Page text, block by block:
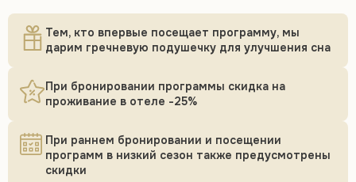
Тем, кто впервые посещает программу, мы
дарим гречневую подушечку для улучшения сна
При бронировании программы скидка на
проживание в отеле -25%
При раннем бронировании и посещении
программ в низкий сезон также предусмотрены
скидки